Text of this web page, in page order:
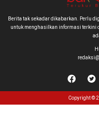
Berita tak sekadar dikabarkan. Perlu
untuk menghasilkan informasi terkini
Copyright ©